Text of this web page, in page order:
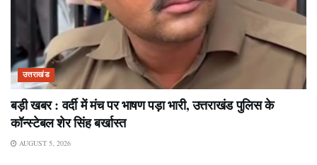
उत्तराखंड
बड़ी खबर : वर्दी में मंच पर भाषण पड़ा भारी, उत्तराखंड पुलिस के
कॉन्स्टेबल शेर सिंह बर्खास्त
AUGUST 5, 2026